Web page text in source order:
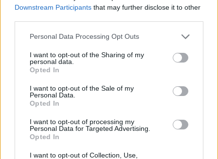
Downstream Participants that may further disclose it to other
Personal Data Processing Opt Outs
I want to opt-out of the Sharing of my
personal data.
Opted In
I want to opt-out of the Sale of my
Personal Data.
Opted In
I want to opt-out of processing my
Personal Data for Targeted Advertising.
Opted In
I want to opt-out of Collection, Use,
Versione Giapponese